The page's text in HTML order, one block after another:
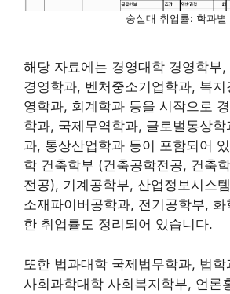
숭실대 취업률: 학과별
해당 자료에는 경영대학 경영학부,
경영학과, 벤처중소기업학과, 복
영학과, 회계학과 등을 시작으로
학과, 국제무역학과, 글로벌통상
과, 통상산업학과 등이 포함되어
학 건축학부 (건축공학전공, 건축
전공), 기계공학부, 산업정보시스
소재파이버공학과, 전기공학부, 화
한 취업률도 정리되어 있습니다.
또한 법과대학 국제법무학과, 법
사회과학대학 사회복지학부, 언론